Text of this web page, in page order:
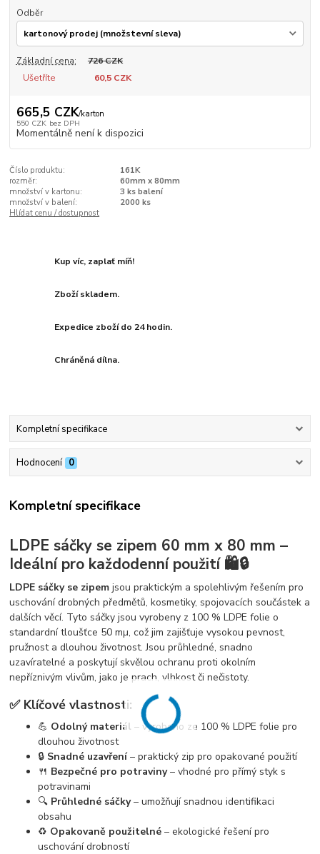
Odběr
Základní cena:
726 CZK
Ušetříte
60,5 CZK
665,5 CZK/karton
550 CZK bez DPH
Momentálně není k dispozici
Číslo produktu:
161K
rozměr:
60mm x 80mm
množství v kartonu:
3 ks balení
množství v balení:
2000 ks
Hlídat cenu / dostupnost
Kup víc, zaplať míň!
Zboží skladem.
Expedice zboží do 24 hodin.
Chráněná dílna.
Kompletní specifikace
Hodnocení 0
Kompletní specifikace
LDPE sáčky se zipem 60 mm x 80 mm –
Ideální pro každodenní použití 🛍️🔒
LDPE sáčky se zipem jsou praktickým a spolehlivým řešením pro
uschování drobných předmětů, kosmetiky, spojovacích součástek a
dalších věcí. Tyto sáčky jsou vyrobeny z 100 % LDPE folie o
standardní tloušťce 50 mµ, což jim zajišťuje vysokou pevnost,
pružnost a dlouhou životnost. Jsou průhledné, snadno
uzavíratelné a poskytují skvělou ochranu proti okolním
nepříznivým vlivům, jako je prach, vlhkost či nečistoty.
✅ Klíčové vlastnosti:
💪 Odolný materiál – vyrobeno ze 100 % LDPE folie pro
dlouhou životnost
🔒 Snadné uzavření– praktický zip pro opakované použití
🍴 Bezpečné pro potraviny– vhodné pro přímý styk s
potravinami
🔍 Průhledné sáčky– umožňují snadnou identifikaci
obsahu
♻️ Opakovaně použitelné – ekologické řešení pro
uschování drobností